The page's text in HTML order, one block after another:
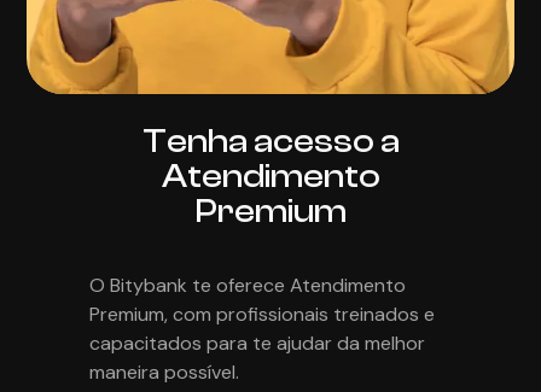
Tenha acesso a
Atendimento
Premium
O Bitybank te oferece Atendimento
Premium, com profissionais treinados e
capacitados para te ajudar da melhor
maneira possível.